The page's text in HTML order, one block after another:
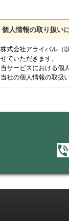
個人情報の取り扱い
株式会社アライバル（
せていただきます。
当サービスにおける個
当社の個人情報の取扱